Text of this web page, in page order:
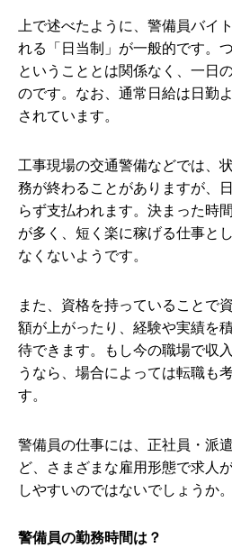
上で述べたように、警備員バイ
れる「日当制」が一般的です。
ということとは関係なく、一日
のです。なお、通常日給は日勤
されています。
工事現場の交通警備などでは、
務が終わることがありますが、
らず支払われます。決まった時
が多く、短く楽に稼げる仕事と
なくないようです。
また、資格を持っていることで
額が上がったり、経験や実績を
待できます。もし今の職場で収
うなら、場合によっては転職も
す。
警備員の仕事には、正社員・派
ど、さまざまな雇用形態で求人
しやすいのではないでしょうか。
警備員の勤務時間は？